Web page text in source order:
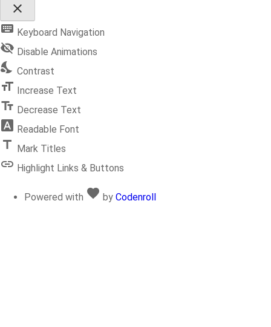
close
Toggle
the
visibility
of
Accessibility
keyboard Keyboard Navigation
visibility_off Disable Animations
nights_stay Contrast
format_size Increase Text
text_fields Decrease Text
font_download Readable Font
title Mark Titles
link Highlight Links & Buttons
Powered with favorite Love
by Codenroll